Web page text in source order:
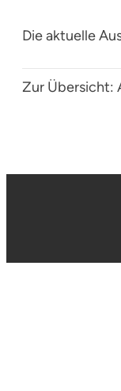
Die aktuelle
Zur Übersicht: